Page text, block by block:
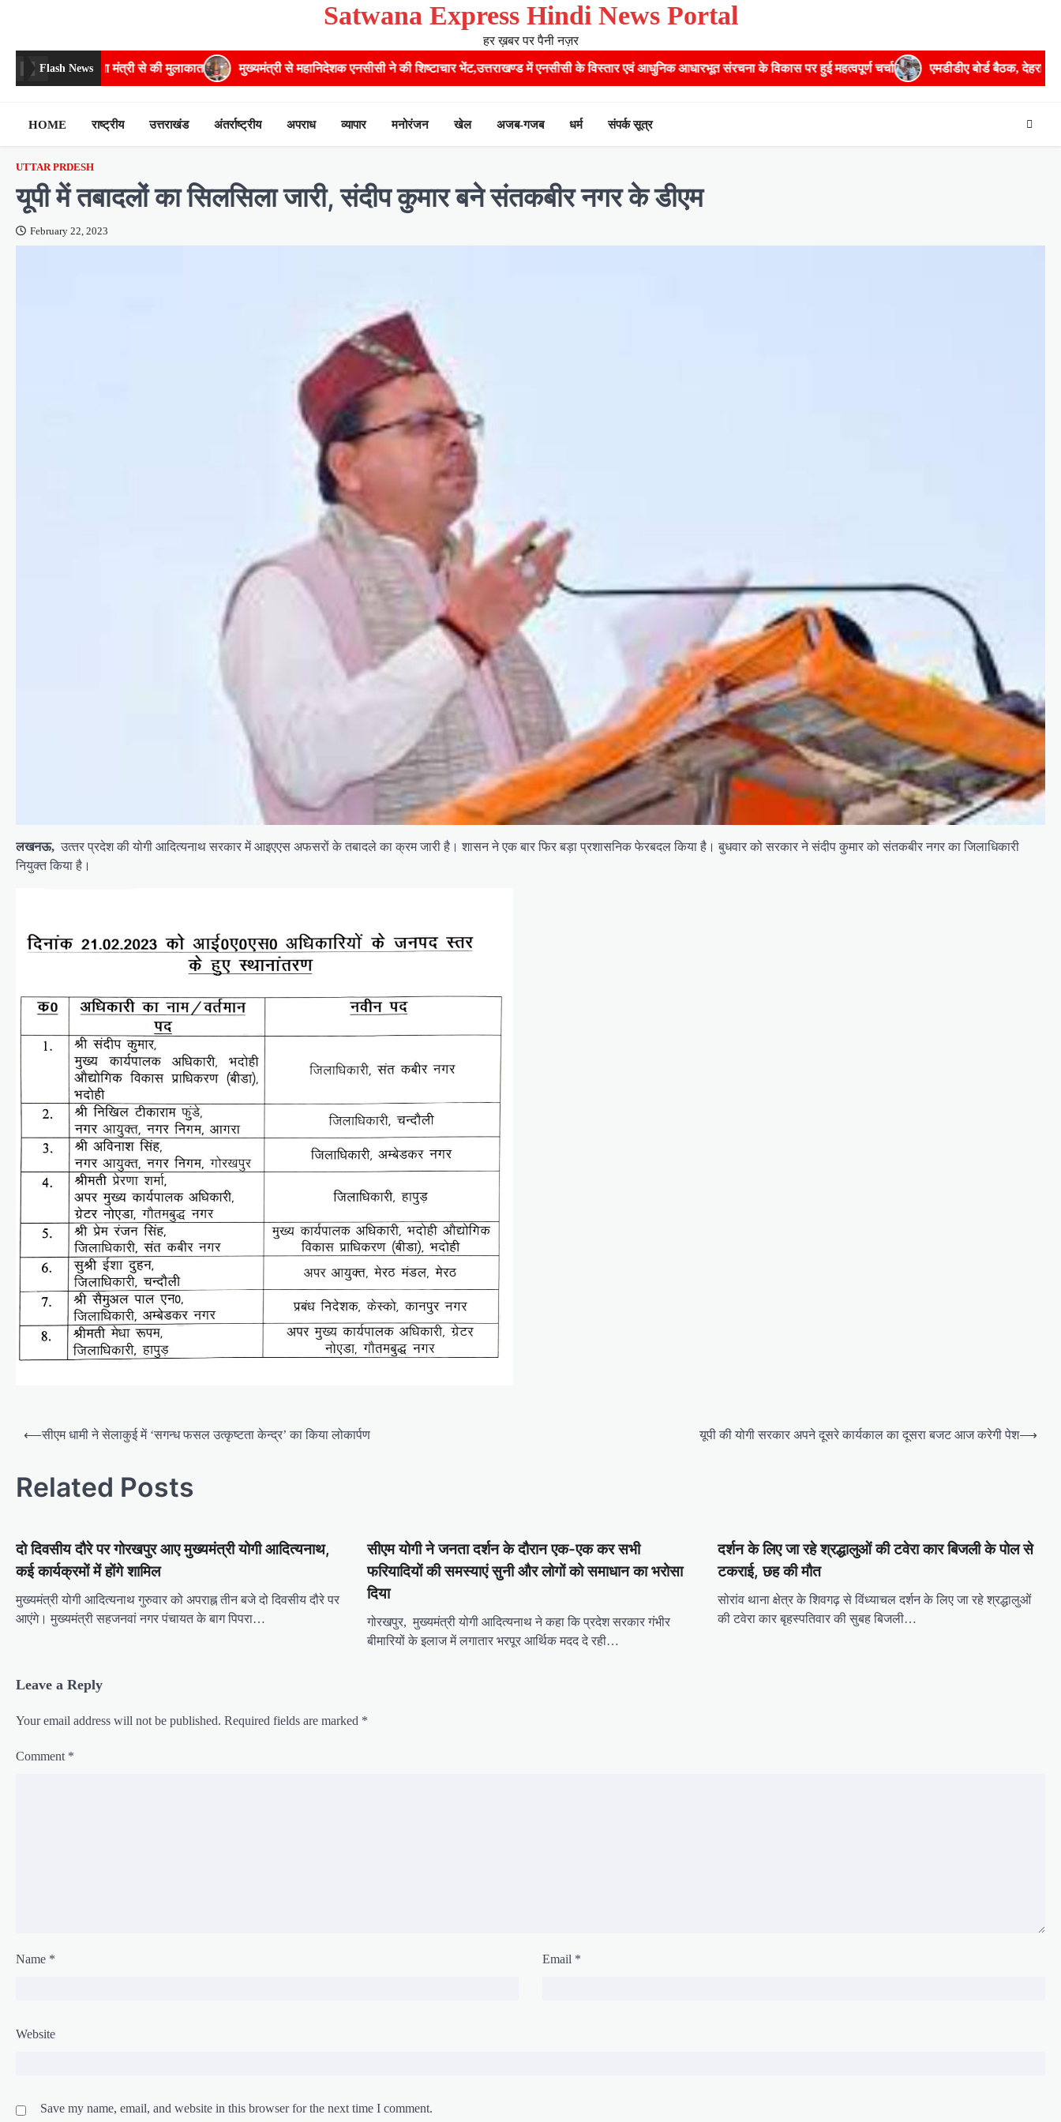
Satwana Express Hindi News Portal
हर ख़बर पर पैनी नज़र
Flash News
मंत्री से की मुलाकात मुख्यमंत्री से महानिदेशक एनसीसी ने की शिष्टाचार भेंट,उत्तराखण्ड में एनसीसी के विस्तार एवं आधुनिक आधारभूत संरचना के विकास पर हुई महत्वपूर्ण चर्चा एमडीडीए बोर्ड बैठक, देहरादून और मसूरी के विकास
HOME राष्ट्रीय उत्तराखंड अंतर्राष्ट्रीय अपराध व्यापार मनोरंजन खेल अजब-गजब धर्म संपर्क सूत्र
UTTAR PRDESH
यूपी में तबादलों का सिलसिला जारी, संदीप कुमार बने संतकबीर नगर के डीएम
February 22, 2023
लखनऊ, उत्‍तर प्रदेश की योगी आद‍ित्‍यनाथ सरकार में आइएएस अफसरों के तबादले का क्रम जारी है। शासन ने एक बार फ‍िर बड़ा प्रशासनिक फेरबदल किया है। बुधवार को सरकार ने संदीप कुमार को संतकबीर नगर का ज‍िलाध‍िकारी
न‍ियुक्‍त क‍िया है।
s
t
a
v
i
g
o
⟵सीएम धामी ने सेलाकुई में ‘सगन्ध फसल उत्कृष्टता केन्द्र’ का किया लोकार्पण यूपी की योगी सरकार अपने दूसरे कार्यकाल का दूसरा बजट आज करेगी पेश⟶
Related Posts
दो द‍िवसीय दौरे पर गोरखपुर आए मुख्यमंत्री योगी आद‍ित्‍यनाथ,
कई कार्यक्रमों में होंगे शाम‍िल
मुख्यमंत्री योगी आदित्यनाथ गुरुवार को अपराह्न तीन बजे दो दिवसीय दौरे पर
आएंगे। मुख्यमंत्री सहजनवां नगर पंचायत के बाग पिपरा…
सीएम योगी ने जनता दर्शन के दौरान एक-एक कर सभी
फरियादियों की समस्याएं सुनी और लोगों को समाधान का भरोसा
दिया
गोरखपुर, मुख्यमंत्री योगी आदित्यनाथ ने कहा कि प्रदेश सरकार गंभीर
बीमारियों के इलाज में लगातार भरपूर आर्थिक मदद दे रही…
दर्शन के लिए जा रहे श्रद्धालुओं की टवेरा कार बिजली के पोल से
टकराई, छह की मौत
सोरांव थाना क्षेत्र के शिवगढ़ से विंध्याचल दर्शन के लिए जा रहे श्रद्धालुओं
की टवेरा कार बृहस्पतिवार की सुबह बिजली…
Leave a Reply
Your email address will not be published. Required fields are marked *
Comment *
Name * Email *
Website
Save my name, email, and website in this browser for the next time I comment.